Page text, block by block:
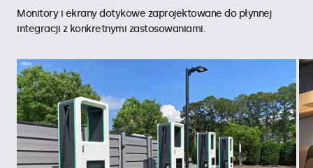
Monitory i ekrany dotykowe zaprojektowane do płynnej
integracji z konkretnymi zastosowaniami.